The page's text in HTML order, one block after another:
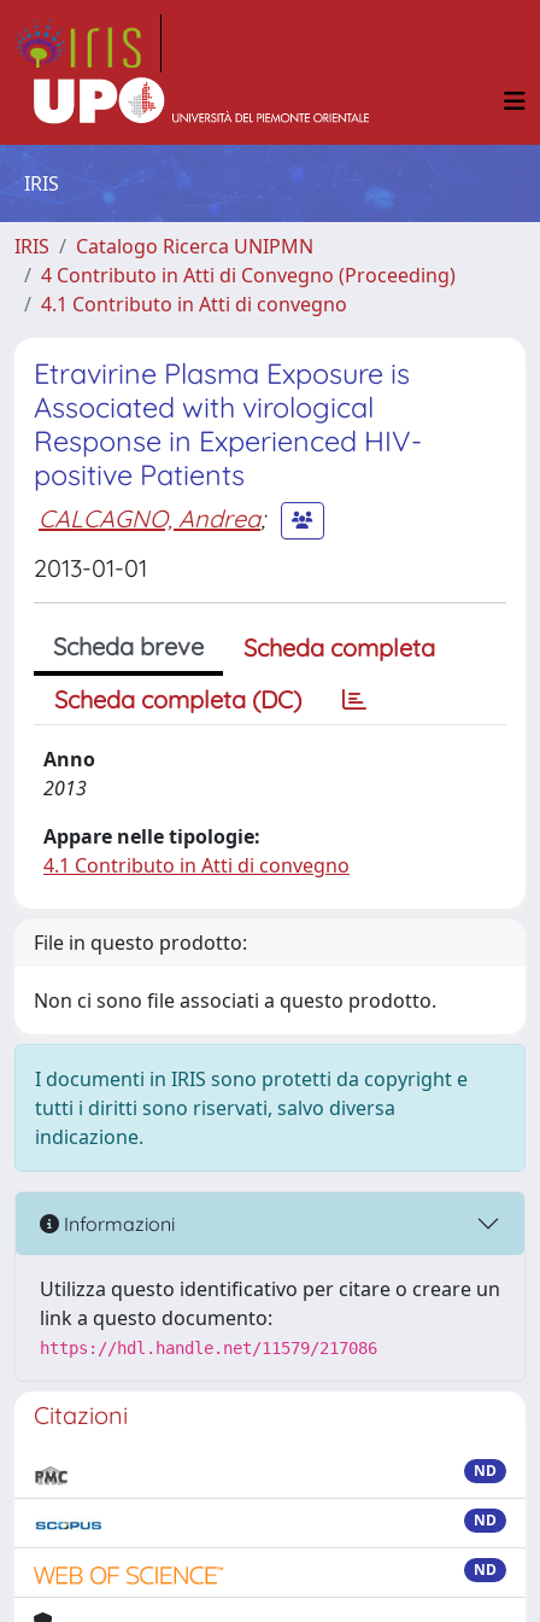
IRIS
IRIS
Catalogo Ricerca UNIPMN
4 Contributo in Atti di Convegno (Proceeding)
4.1 Contributo in Atti di convegno
Etravirine Plasma Exposure is
Associated with virological
Response in Experienced HIV-
positive Patients
CALCAGNO, Andrea;
2013-01-01
Scheda breve
Scheda completa
Scheda completa (DC)
Anno
2013
Appare nelle tipologie:
4.1 Contributo in Atti di convegno
File in questo prodotto:
Non ci sono file associati a questo prodotto.
I documenti in IRIS sono protetti da copyright e
tutti i diritti sono riservati, salvo diversa
indicazione.
Informazioni
Utilizza questo identificativo per citare o creare un
link a questo documento:
https://hdl.handle.net/11579/217086
Citazioni
ND
ND
ND